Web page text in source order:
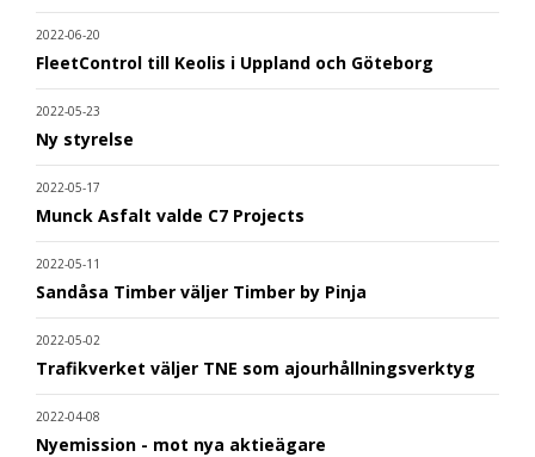
2022-06-20
FleetControl till Keolis i Uppland och Göteborg
2022-05-23
Ny styrelse
2022-05-17
Munck Asfalt valde C7 Projects
2022-05-11
Sandåsa Timber väljer Timber by Pinja
2022-05-02
Trafikverket väljer TNE som ajourhållningsverktyg
2022-04-08
Nyemission - mot nya aktieägare